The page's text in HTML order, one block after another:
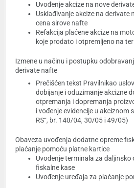
Uvođenje akcize na nove
Usklađivanje akcize na derivate
cena sirove nafte
Refakcija plaćene akcize na
koje prodato i otpremljeno na
Izmene u načinu i postupku
derivate nafte
Prečišćen tekst Pravilnikao
dobijanje i oduzimanje akcizne
otpremanja i dopremanja
i vođenje evidencije u akciznom
RS“, br. 140/04, 30/05 i 49/05)
Obaveza uvođenja dodatne opreme
plaćanje pomoću platne kartice
Uvođenje terminala za
fiskalne kase
Uvođenje uređaja za plaćanje